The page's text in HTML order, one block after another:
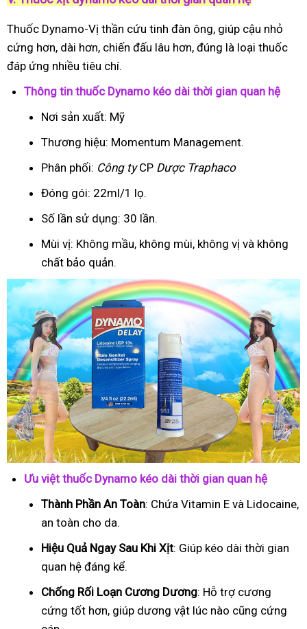
Thuốc Dynamo-Vị thần cứu tinh đàn ông, giúp cậu nhỏ
cứng hơn, dài hơn, chiến đấu lâu hơn, đúng là loại thuốc
đáp ứng nhiều tiêu chí.
Thông tin thuốc Dynamo kéo dài thời gian quan hệ
Nơi sản xuất: Mỹ
Thương hiệu: Momentum Management.
Phân phối: Công tyCP Dược Traphaco
Đóng gói: 22ml/1 lọ.
Số lần sử dụng: 30 lần.
Mùi vị: Không mầu, không mùi, không vị và không
chất bảo quản.
Ưu việt thuốc Dynamo kéo dài thời gian quan hệ
Thành Phần An Toàn: Chứa Vitamin E và Lidocaine,
an toàn cho da.
Hiệu Quả Ngay Sau Khi Xịt: Giúp kéo dài thời gian
quan hệ đáng kể.
Chống Rối Loạn Cương Dương: Hỗ trợ cương
cứng tốt hơn, giúp dương vật lúc nào cũng cứng